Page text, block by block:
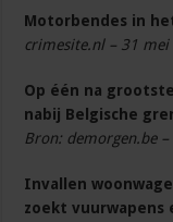
Motorbendes in
crimesite.nl – 31 mei
Op één na
nabij Belgische
Bron: demorgen.be
Invallen
zoekt vuurwapens